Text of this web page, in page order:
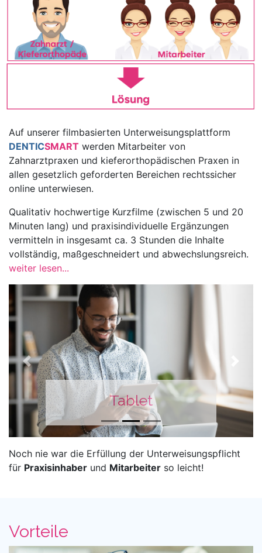
Auf unserer filmbasierten Unterweisungsplattform
DENTICSMART werden Mitarbeiter von
Zahnarztpraxen und kieferorthopädischen Praxen in
allen gesetzlich geforderten Bereichen rechtssicher
online unterwiesen.
Qualitativ hochwertige Kurzfilme (zwischen 5 und 20
Minuten lang) und praxisindividuelle Ergänzungen
vermitteln in insgesamt ca. 3 Stunden die Inhalte
vollständig, maßgeschneidert und abwechslungsreich.
weiter lesen...
Tablet
Previous
Noch nie war die Erfüllung der Unterweisungspflicht
für Praxisinhaber und Mitarbeiter so leicht!
Vorteile